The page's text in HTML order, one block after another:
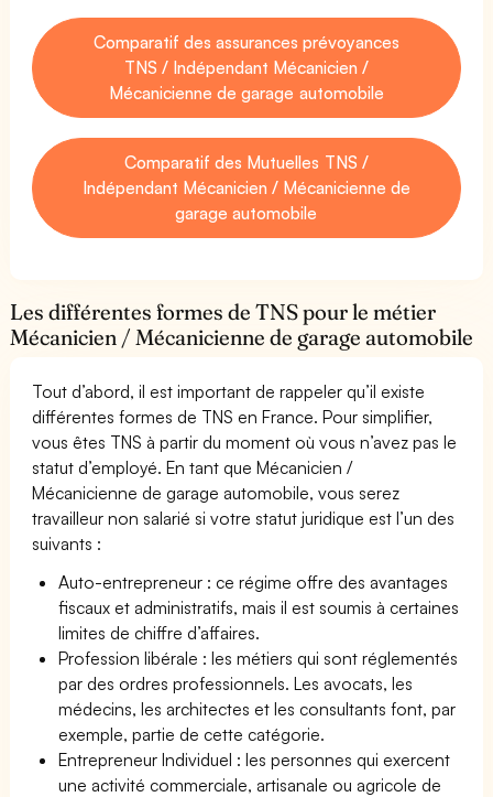
Comparatif des assurances prévoyances
TNS / Indépendant Mécanicien /
Mécanicienne de garage automobile
Comparatif des Mutuelles TNS /
Indépendant Mécanicien / Mécanicienne de
garage automobile
Les différentes formes de TNS pour le métier
Mécanicien / Mécanicienne de garage automobile
Tout d’abord, il est important de rappeler qu’il existe
différentes formes de TNS en France. Pour simplifier,
vous êtes TNS à partir du moment où vous n’avez pas le
statut d’employé. En tant que Mécanicien /
Mécanicienne de garage automobile, vous serez
travailleur non salarié si votre statut juridique est l’un des
suivants :
Auto-entrepreneur : ce régime offre des avantages
fiscaux et administratifs, mais il est soumis à certaines
limites de chiffre d’affaires.
Profession libérale : les métiers qui sont réglementés
par des ordres professionnels. Les avocats, les
médecins, les architectes et les consultants font, par
exemple, partie de cette catégorie.
Entrepreneur Individuel : les personnes qui exercent
une activité commerciale, artisanale ou agricole de